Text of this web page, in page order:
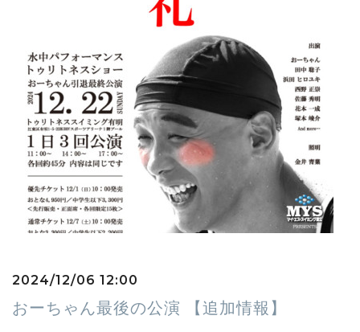
2024/12/06 12:00
おーちゃん最後の公演 【追加情報】